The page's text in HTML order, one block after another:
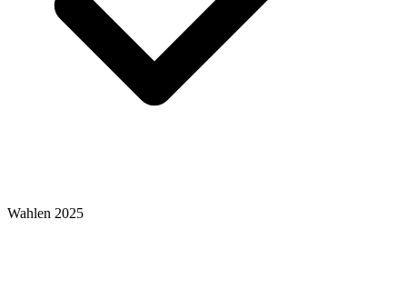
Wahlen 2025